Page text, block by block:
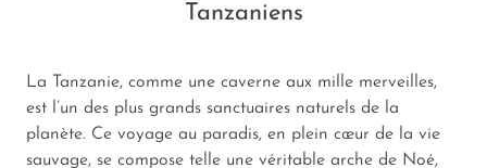
Tanzaniens
La Tanzanie, comme une caverne aux mille merveilles,
est l’un des plus grands sanctuaires naturels de la
planète. Ce voyage au paradis, en plein cœur de la vie
sauvage, se compose telle une véritable arche de Noé,